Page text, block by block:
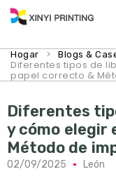
Hogar > Blogs &
Diferentes tipos de
papel correcto &
Diferentes
y cómo elegir
Método de
02/09/2025 León